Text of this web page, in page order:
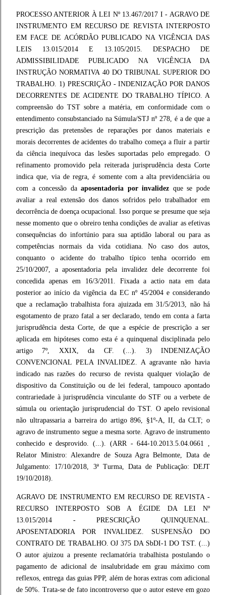
PROCESSO ANTERIOR À LEI Nº 13.467/2017 I - AGRAVO DE
INSTRUMENTO EM RECURSO DE REVISTA INTERPOSTO
EM FACE DE ACÓRDÃO PUBLICADO NA VIGÊNCIA DAS
LEIS 13.015/2014 E 13.105/2015. DESPACHO DE
ADMISSIBILIDADE PUBLICADO NA VIGÊNCIA DA
INSTRUÇÃO NORMATIVA 40 DO TRIBUNAL SUPERIOR DO
TRABALHO. 1) PRESCRIÇÃO - INDENIZAÇÃO POR DANOS
DECORRENTES DE ACIDENTE DO TRABALHO TÍPICO. A
compreensão do TST sobre a matéria, em conformidade com o
entendimento consubstanciado na Súmula/STJ nº 278, é a de que a
prescrição das pretensões de reparações por danos materiais e
morais decorrentes de acidentes do trabalho começa a fluir a partir
da ciência inequívoca das lesões suportadas pelo empregado. O
refinamento promovido pela reiterada jurisprudência desta Corte
indica que, via de regra, é somente com a alta previdenciária ou
com a concessão daaposentadoria por invalidez que se pode
avaliar a real extensão dos danos sofridos pelo trabalhador em
decorrência de doença ocupacional. Isso porque se presume que seja
nesse momento que o obreiro tenha condições de avaliar as efetivas
consequências do infortúnio para sua aptidão laboral ou para as
competências normais da vida cotidiana. No caso dos autos,
conquanto o acidente do trabalho típico tenha ocorrido em
25/10/2007, a aposentadoria pela invalidez dele decorrente foi
concedida apenas em 16/3/2011. Fixada a actio nata em data
posterior ao início da vigência da EC nº 45/2004 e considerando
que a reclamação trabalhista fora ajuizada em 31/5/2013, não há
esgotamento de prazo fatal a ser declarado, tendo em conta a farta
jurisprudência desta Corte, de que a espécie de prescrição a ser
aplicada em hipóteses como esta é a quinquenal disciplinada pelo
artigo 7º, XXIX, da CF. (...). 3) INDENIZAÇÃO
CONVENCIONAL PELA INVALIDEZ. A agravante não havia
indicado nas razões do recurso de revista qualquer violação de
dispositivo da Constituição ou de lei federal, tampouco apontado
contrariedade à jurisprudência vinculante do STF ou a verbete de
súmula ou orientação jurisprudencial do TST. O apelo revisional
não ultrapassaria a barreira do artigo 896, §1º-A, II, da CLT; o
agravo de instrumento segue a mesma sorte. Agravo de instrumento
conhecido e desprovido. (...). (ARR - 644-10.2013.5.04.0661 ,
Relator Ministro: Alexandre de Souza Agra Belmonte, Data de
Julgamento: 17/10/2018, 3ª Turma, Data de Publicação: DEJT
19/10/2018).
AGRAVO DE INSTRUMENTO EM RECURSO DE REVISTA -
RECURSO INTERPOSTO SOB A ÉGIDE DA LEI Nº
13.015/2014 - PRESCRIÇÃO QUINQUENAL.
APOSENTADORIA POR INVALIDEZ. SUSPENSÃO DO
CONTRATO DE TRABALHO. OJ 375 DA SbDI-1 DO TST. (...)
O autor ajuizou a presente reclamatória trabalhista postulando o
pagamento de adicional de insalubridade em grau máximo com
reflexos, entrega das guias PPP, além de horas extras com adicional
de 50%. Trata-se de fato incontroverso que o autor esteve em gozo